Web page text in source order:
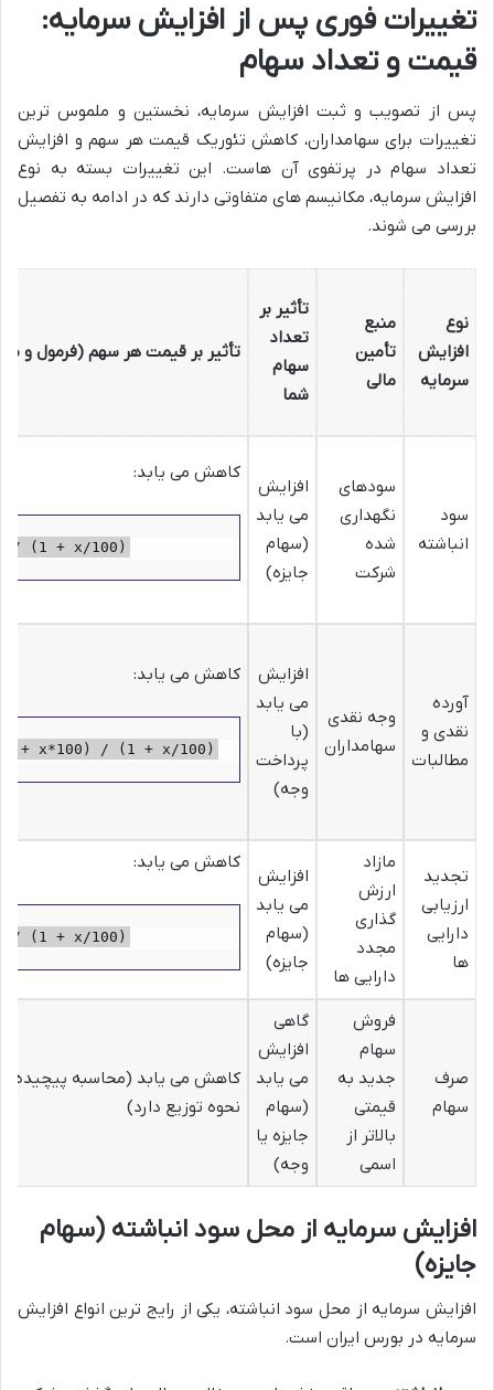
تغییرات فوری پس از افزایش سرمایه:
قیمت و تعداد سهام
پس از تصویب و ثبت افزایش سرمایه، نخستین و ملموس ترین
تغییرات برای سهامداران، کاهش تئوریک قیمت هر سهم و افزایش
تعداد سهام در پرتفوی آن هاست. این تغییرات بسته به نوع
افزایش سرمایه، مکانیسم های متفاوتی دارند که در ادامه به تفصیل
بررسی می شوند.
نوع
افزایش
سرمایه
منبع
تأمین
مالی
تأثیر بر
تعداد
سهام
شما
تأثیر بر قیمت هر سهم (فرمول و
سود
انباشته
سودهای
نگهداری
شده
شرکت
افزایش
می یابد
(سهام
جایزه)
کاهش می یابد:
/ (1 + x/100)
آورده
نقدی و
مطالبات
وجه نقدی
سهامداران
افزایش
می یابد
(با
پرداخت
وجه)
کاهش می یابد:
+ x*100) / (1 + x/100)
تجدید
ارزیابی
دارایی
ها
مازاد
ارزش
گذاری
مجدد
دارایی ها
افزایش
می یابد
(سهام
جایزه)
کاهش می یابد:
/ (1 + x/100)
صرف
سهام
فروش
سهام
جدید به
قیمتی
بالاتر از
اسمی
گاهی
افزایش
می یابد
(سهام
جایزه یا
وجه)
کاهش می یابد (محاسبه پیچیده
نحوه توزیع دارد)
افزایش سرمایه از محل سود انباشته (سهام
جایزه)
افزایش سرمایه از محل سود انباشته، یکی از رایج ترین انواع افزایش
سرمایه در بورس ایران است.